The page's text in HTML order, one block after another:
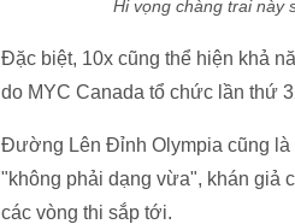
Hi vọng chàng trai này
Đặc biệt, 10x cũng thể hiện khả
do MYC Canada tổ chức lần thứ
Đường Lên Đỉnh Olympia cũng là
"không phải dạng vừa", khán giả
các vòng thi sắp tới.